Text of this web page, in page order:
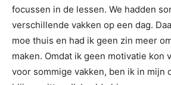
focussen in de lessen. We hadden
verschillende vakken op een dag.
moe thuis en had ik geen zin meer
maken. Omdat ik geen motivatie kon
voor sommige vakken, ben ik in mijn